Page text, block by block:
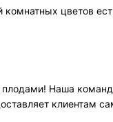
цветов
Наша
клиентам